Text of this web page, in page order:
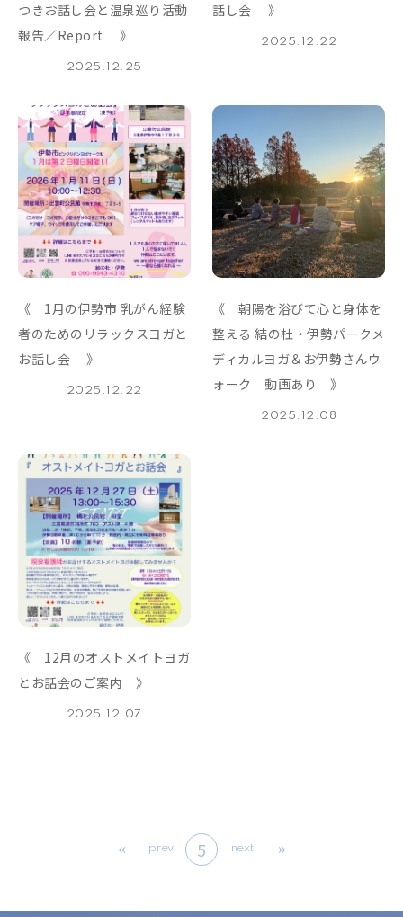
つきお話し会と温泉巡り活動
報告／Report 》
2025.12.25
話し会 》
2025.12.22
《 1月の伊勢市 乳がん経験
者のためのリラックスヨガと
お話し会 》
2025.12.22
《 朝陽を浴びて心と身体を
整える 結の杜・伊勢パークメ
ディカルヨガ＆お伊勢さんウ
ォーク 動画あり
》
2025.12.08
《 12月のオストメイトヨガ
とお話会のご案内 》
2025.12.07
5